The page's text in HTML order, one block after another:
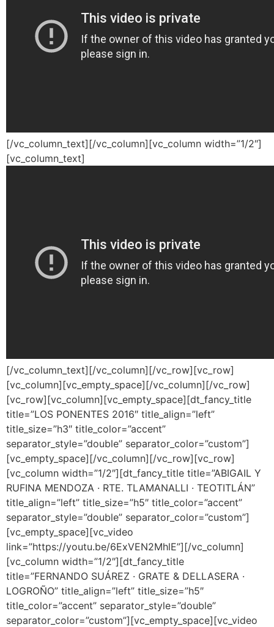
[/vc_column_text][/vc_column][vc_column width=”1/2″]
[vc_column_text]
[/vc_column_text][/vc_column][/vc_row][vc_row]
[vc_column][vc_empty_space][/vc_column][/vc_row]
[vc_row][vc_column][vc_empty_space][dt_fancy_title
title=”LOS PONENTES 2016″ title_align=”left”
title_size=”h3″ title_color=”accent”
separator_style=”double” separator_color=”custom”]
[vc_empty_space][/vc_column][/vc_row][vc_row]
[vc_column width=”1/2″][dt_fancy_title title=”ABIGAIL Y
RUFINA MENDOZA · RTE. TLAMANALLI · TEOTITLÁN”
title_align=”left” title_size=”h5″ title_color=”accent”
separator_style=”double” separator_color=”custom”]
[vc_empty_space][vc_video
link=”https://youtu.be/6ExVEN2MhlE”][/vc_column]
[vc_column width=”1/2″][dt_fancy_title
title=”FERNANDO SUÁREZ · GRATE & DELLASERA ·
LOGROÑO” title_align=”left” title_size=”h5″
title_color=”accent” separator_style=”double”
separator_color=”custom”][vc_empty_space][vc_video